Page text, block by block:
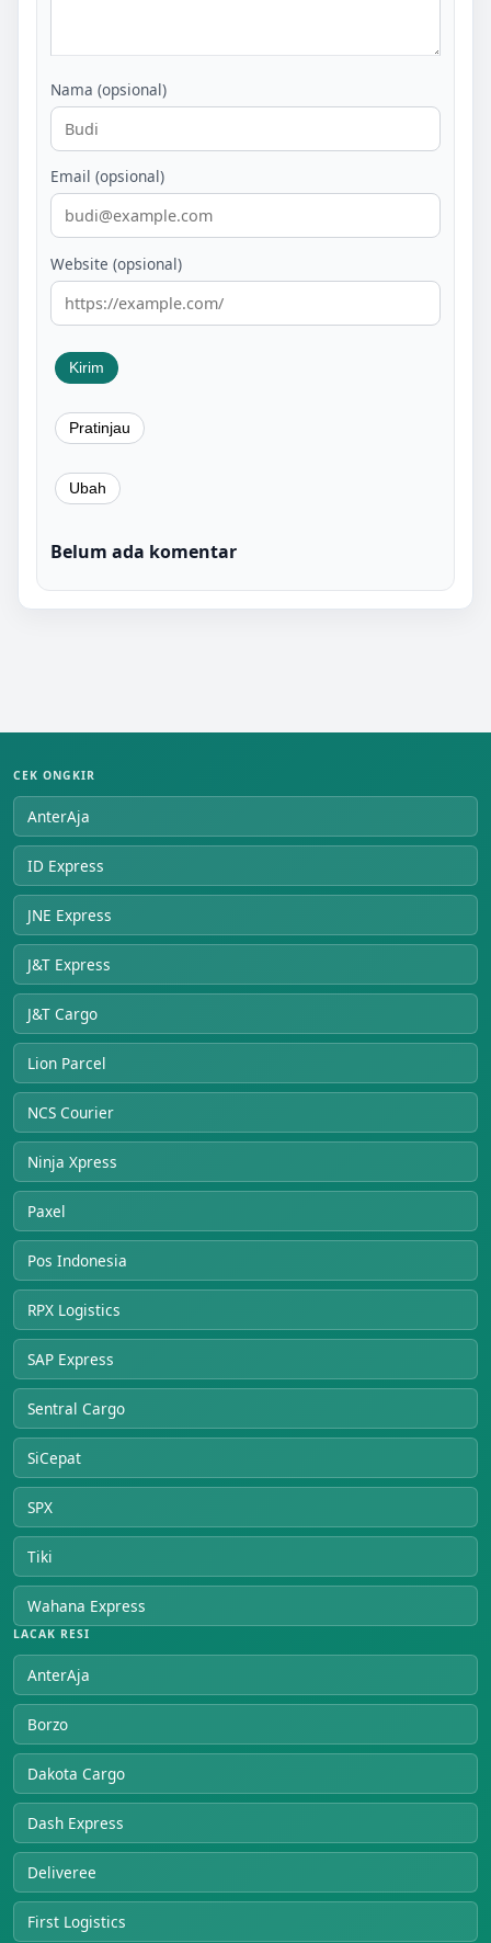
Nama (opsional)
Email (opsional)
Website (opsional)
Belum ada komentar
CEK ONGKIR
AnterAja
ID Express
JNE Express
J&T Express
J&T Cargo
Lion Parcel
NCS Courier
Ninja Xpress
Paxel
Pos Indonesia
RPX Logistics
SAP Express
Sentral Cargo
SiCepat
SPX
Tiki
Wahana Express
LACAK RESI
AnterAja
Borzo
Dakota Cargo
Dash Express
Deliveree
First Logistics